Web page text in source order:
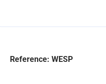
Reference: WESP